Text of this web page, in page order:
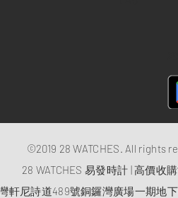
©2019 28 WATCHES. All rights
28 WATCHES 易發時計 | 高價收
軒尼詩道489號銅鑼灣廣場一期地下